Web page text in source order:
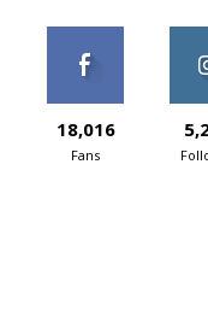
18,016
Fans